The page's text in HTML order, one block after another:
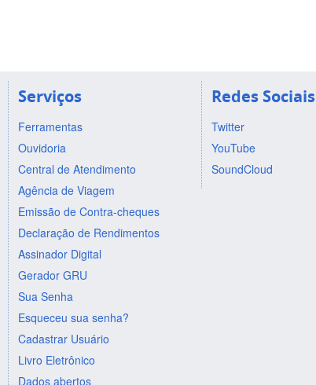
Serviços
Ferramentas
Ouvidoria
Central de Atendimento
Agência de Viagem
Emissão de Contra-cheques
Declaração de Rendimentos
Assinador Digital
Gerador GRU
Sua Senha
Esqueceu sua senha?
Cadastrar Usuário
Livro Eletrônico
Dados abertos
Redes Sociais
Twitter
YouTube
SoundCloud